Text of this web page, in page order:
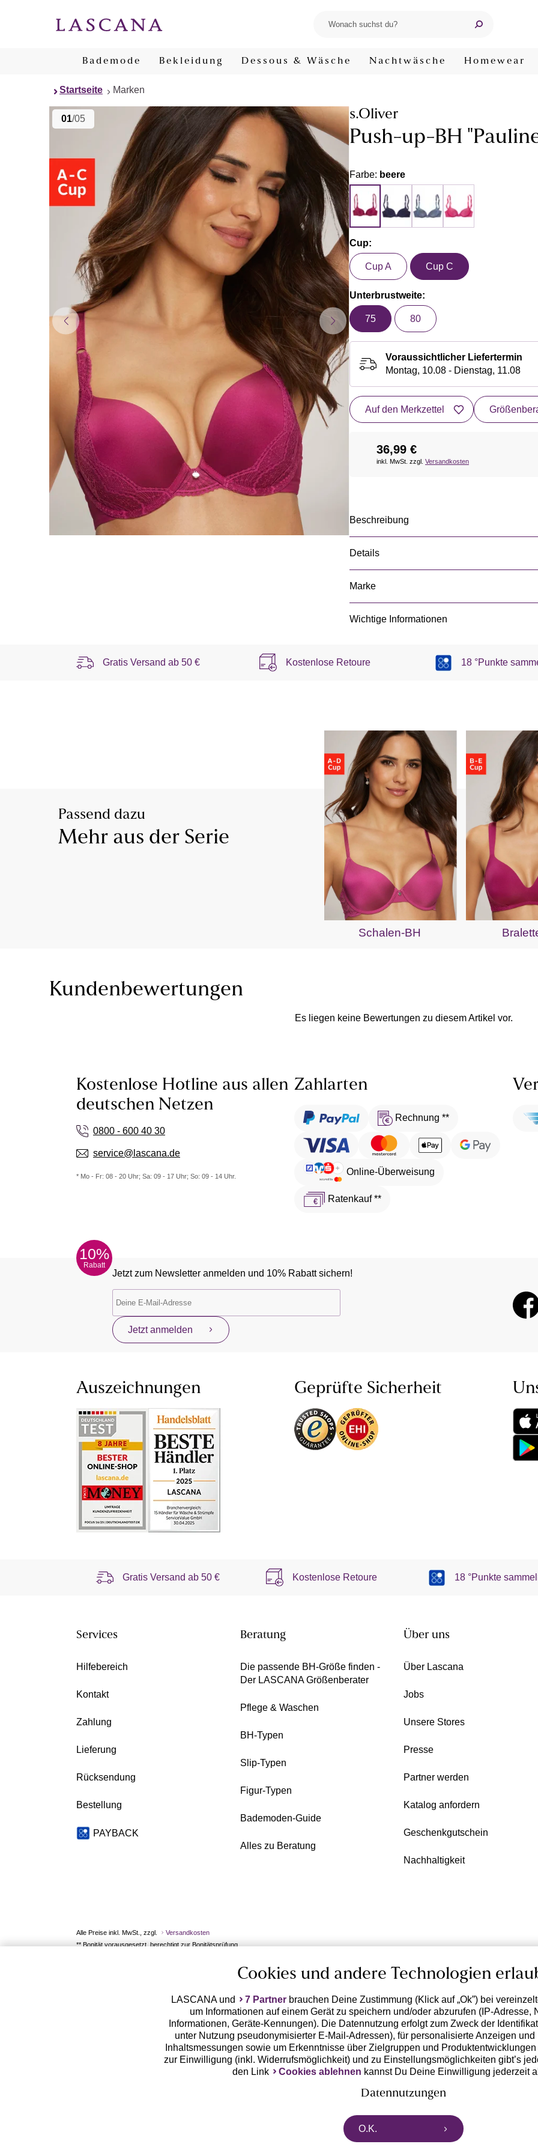
Bademode Bekleidung Dessous & Wäsche Nachtwäsche Homewear
Startseite Marken
01/05 s.Oliver
Push-up-BH
Farbe: beere
Cup:
Cup A Cup C
Unterbrustweite:
75 80
Voraussichtlicher Liefertermin
Montag, 10.08 - Dienstag, 11.08
Auf den Merkzettel
36,99 €
inkl. MwSt. zzgl. Versandkosten
Beschreibung
Details
Marke
Wichtige Informationen
Gratis Versand ab 50 € Kostenlose Retoure 18 °Punkte
Passend dazu
Mehr aus der Serie
Schalen-BH
Kundenbewertungen
Es liegen keine Bewertungen zu diesem Artikel vor.
Kostenlose Hotline aus allen
deutschen Netzen
0800 - 600 40 30
service@lascana.de
* Mo - Fr: 08 - 20 Uhr; Sa: 09 - 17 Uhr; So: 09 - 14 Uhr.
Zahlarten
Rechnung **
Online-Überweisung
Ratenkauf **
10%
Rabatt
Jetzt zum Newsletter anmelden und 10% Rabatt sichern!
Jetzt anmelden
Auszeichnungen Geprüfte Sicherheit
Gratis Versand ab50 € Kostenlose Retoure 18 °Punkte
Services
Hilfebereich
Kontakt
Zahlung
Lieferung
Rücksendung
Bestellung
PAYBACK
Beratung
Die passende BH-Größe finden -
Der LASCANA Größenberater
Pflege & Waschen
BH-Typen
Slip-Typen
Figur-Typen
Bademoden-Guide
Alles zu Beratung
Über uns
Über Lascana
Jobs
Unsere Stores
Presse
Partner werden
Katalog anfordern
Geschenkgutschein
Nachhaltigkeit
Alle Preise inkl. MwSt., zzgl.
Versandkosten
** Bonität vorausgesetzt, berechtigt zur Bonitätsprüfung
Cookies und andere Technologien
LASCANA und 7 Partnerbrauchen Deine Zustimmung (Klick auf „Ok”) bei
um Informationen auf einem Gerät zu speichern und/oder abzurufen (IP-Adresse,
Informationen, Geräte-Kennungen). Die Datennutzung erfolgt zum Zweck der
unter Nutzung pseudonymisierter E-Mail-Adressen), für personalisierte Anzeigen und
Inhaltsmessungen sowie um Erkenntnisse über Zielgruppen und
zur Einwilligung (inkl. Widerrufsmöglichkeit) und zu Einstellungsmöglichkeiten gibt’s
den Link
Cookies ablehnen kannst Du Deine Einwilligung jederzeit
Datennutzungen
LASCANA arbeitet mit Partnern zusammen, die von deinem Endgerät abgerufene
von uns übermittelten pseudonymisierten Daten zur Aussteuerung unserer Werbung
O.K.